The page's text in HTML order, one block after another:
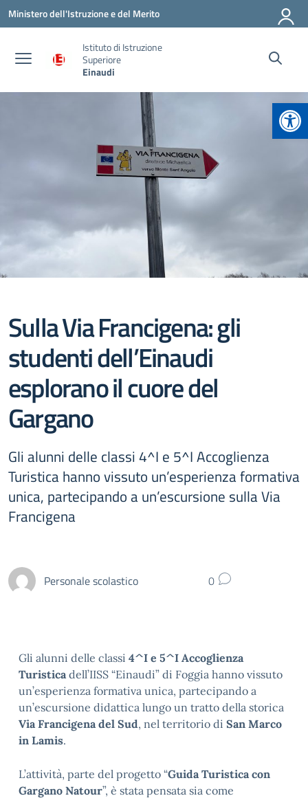
Vai ai contenuti
Vai al menu di navigazione
Vai al footer
Ministero dell'Istruzione e del Merito
Istituto di Istruzione
Superiore
Einaudi
Sulla Via Francigena: gli
studenti dell’Einaudi
esplorano il cuore del
Gargano
Gli alunni delle classi 4^I e 5^I Accoglienza
Turistica hanno vissuto un’esperienza formativa
unica, partecipando a un’escursione sulla Via
Francigena
Personale scolastico 0
Gli alunni delle classi 4^I e 5^I Accoglienza
Turisticadell’IISS “Einaudi” di Foggia hanno vissuto
un’esperienza formativa unica, partecipando a
un’escursione didattica lungo un tratto della storica
Via Francigena del Sud, nel territorio di San Marco
in Lamis.
L’attività, parte del progetto “Guida Turistica con
Gargano Natour”, è stata pensata sia come